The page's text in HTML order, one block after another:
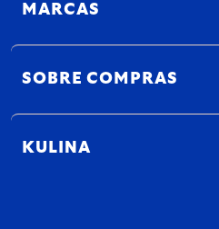
MARCAS
SOBRE COMPRAS
KULINA